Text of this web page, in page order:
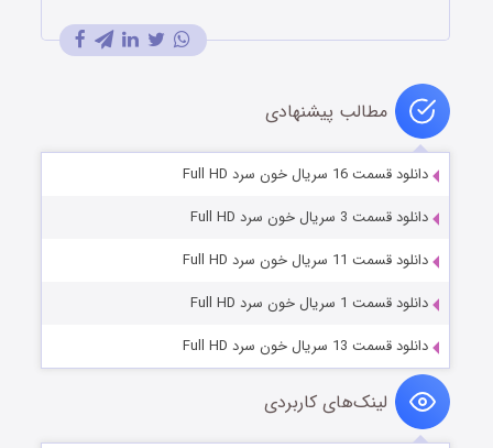
مطالب پیشنهادی
دانلود قسمت 16 سریال خون سرد Full HD
دانلود قسمت 3 سریال خون سرد Full HD
دانلود قسمت 11 سریال خون سرد Full HD
دانلود قسمت 1 سریال خون سرد Full HD
دانلود قسمت 13 سریال خون سرد Full HD
لینک‌های کاربردی